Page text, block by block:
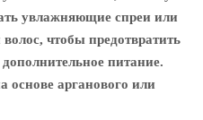
увлажняющие спреи или
чтобы предотвратить
питание.
основе арганового или